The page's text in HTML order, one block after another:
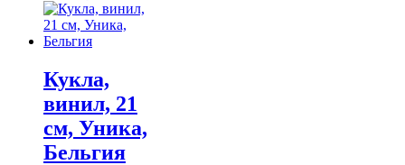
Кукла,
винил, 21
см, Уника,
Бельгия